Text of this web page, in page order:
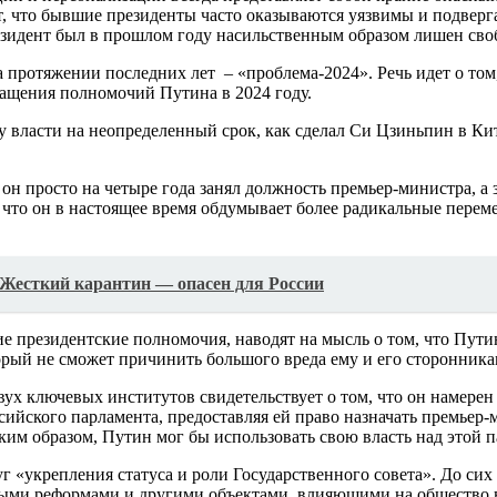
что бывшие президенты часто оказываются уязвимы и
был в прошлом году насильственным образом лишен
последних лет – «проблема-2024». Речь идет о
полномочий Путина в 2024 году.
на неопределенный срок, как сделал Си Цзиньпин в
на четыре года занял должность премьер-министра, а
он в настоящее время обдумывает более радикальные
карантин — опасен для России
полномочия, наводят на мысль о том, что
не сможет причинить большого вреда ему и его
институтов свидетельствует о том, что он намерен
парламента, предоставляя ей право назначать
образом, Путин мог бы использовать свою власть над этой
статуса и роли Государственного совета». До